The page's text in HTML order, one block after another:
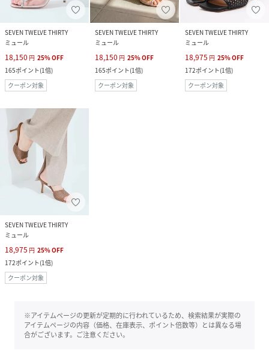
SEVEN TWELVE THIRTY
ミュール
18,150 円 25%OFF
165ポイント(1倍)
クーポン対象
SEVEN TWELVE THIRTY
ミュール
18,150 円 25%OFF
165ポイント(1倍)
クーポン対象
SEVEN TWELVE THIRTY
ミュール
18,975 円 25%OFF
172ポイント(1倍)
クーポン対象
SEVEN TWELVE THIRTY
ミュール
18,975 円 25%OFF
172ポイント(1倍)
クーポン対象
※アイテムページの更新が定期的に行われているため、検索結果が実際の
アイテムページの内容（価格、在庫表示、ポイント倍数等）とは異なる場
合がございます。ご注意ください。